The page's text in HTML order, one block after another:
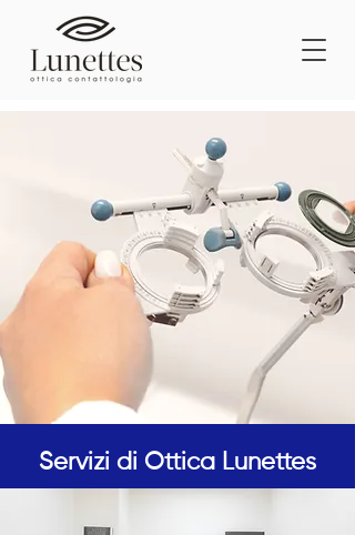
Servizi di Ottica Lunettes